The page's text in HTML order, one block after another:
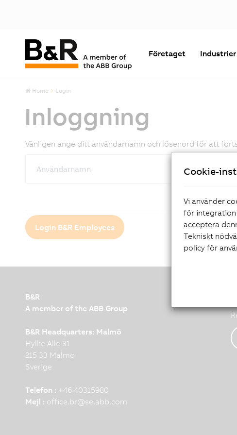
Företaget Industrier
Home Login
Inloggning
Vänligen ange ditt användarnamn och lösenord för att
Användarnamn
Login B&R Employees
B&R
A member of the ABB Group
B&R Headquarters: Malmö
Hyllie Alle 31
215 33 Malmo
Sverige
Telefon : +46 40315980
Mejl : office.br@se.abb.com
Cookie-
Vi använder
för integration
acceptera
Tekniskt
policy för